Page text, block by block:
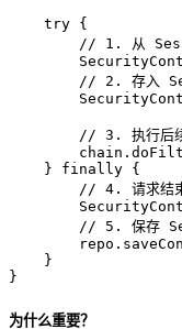
try {
// 1. 从
// 2. 存入
// 3. 执行后
    }
finally {
// 4. 请求结
// 5. 保存
    }
}
为什么重要？